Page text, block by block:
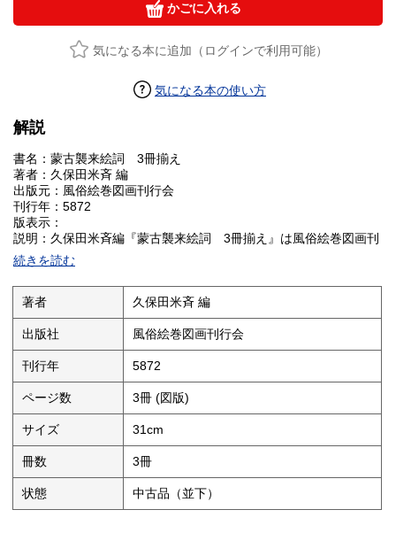
かごに入れる
気になる本に追加（ログインで利用可能）
気になる本の使い方
解説
書名：蒙古襲来絵詞 3冊揃え
著者：久保田米斉 編
出版元：風俗絵巻図画刊行会
刊行年：5872
版表示：
説明：久保田米斉編『蒙古襲来絵詞 3冊揃え』は風俗絵巻図画刊
行会刊行の絵巻物復刻版で、元寇の歴史的事件を描いた蒙古襲来
絵詞を全3冊にまとめている。中世日本史と絵巻物研究の必読書と
して高く評価される。刊行年5872は管理番号である。
状態：表紙タイトル剥がれイタミあり、本文シミ折れあり
在庫調査
続きを読む
著者 久保田米斉 編
出版社 風俗絵巻図画刊行会
刊行年 5872
ページ数 3冊 (図版)
サイズ 31cm
冊数 3冊
状態 中古品（並下）